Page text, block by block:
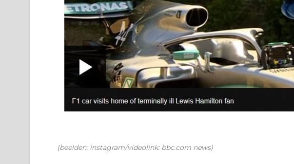
(beelden: instagram/videolink: bbc.com news)